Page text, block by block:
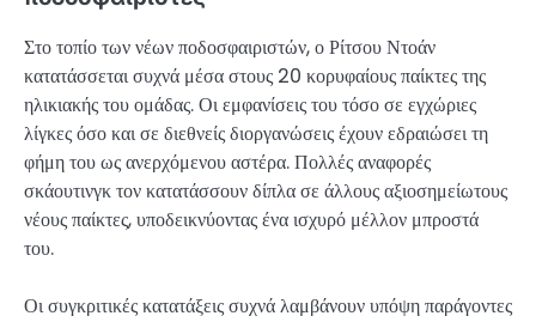
Στο τοπίο των νέων ποδοσφαιριστών, ο Ρίτσου Ντοάν
κατατάσσεται συχνά μέσα στους 20 κορυφαίους παίκτες της
ηλικιακής του ομάδας. Οι εμφανίσεις του τόσο σε εγχώριες
λίγκες όσο και σε διεθνείς διοργανώσεις έχουν εδραιώσει τη
φήμη του ως ανερχόμενου αστέρα. Πολλές αναφορές
σκάουτινγκ τον κατατάσσουν δίπλα σε άλλους αξιοσημείωτους
νέους παίκτες, υποδεικνύοντας ένα ισχυρό μέλλον μπροστά
του.
Οι συγκριτικές κατατάξεις συχνά λαμβάνουν υπόψη παράγοντες